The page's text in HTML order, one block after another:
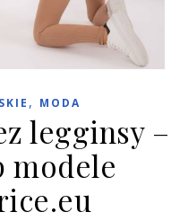
, MODA
legginsy –
modele